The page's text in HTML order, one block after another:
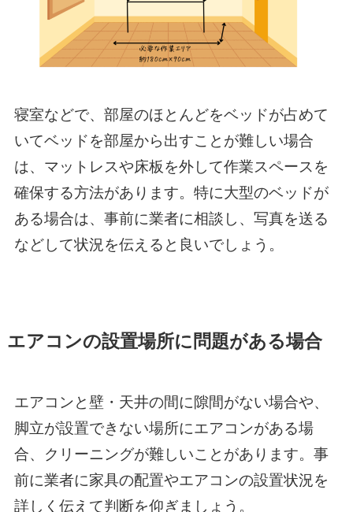
寝室などで、部屋のほとんどをベッドが占めて
いてベッドを部屋から出すことが難しい場合
は、マットレスや床板を外して作業スペースを
確保する方法があります。特に大型のベッドが
ある場合は、事前に業者に相談し、写真を送る
などして状況を伝えると良いでしょう。
エアコンの設置場所に問題がある場合
エアコンと壁・天井の間に隙間がない場合や、
脚立が設置できない場所にエアコンがある場
合、クリーニングが難しいことがあります。事
前に業者に家具の配置やエアコンの設置状況を
詳しく伝えて判断を仰ぎましょう。